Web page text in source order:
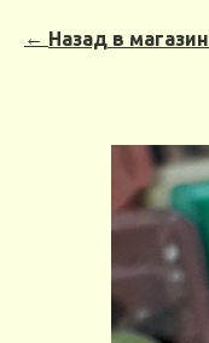
Назад в магазин